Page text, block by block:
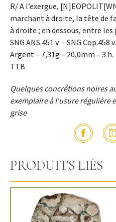
R/ A l’exergue,
marchant à droite, la tête de
à droite ; en dessous, entre les
SNG ANS.451 v. – SNG Cop.458 v.
Argent – 7,31g – 20,0mm – 3 h.
TTB
Quelques concrétions noires
exemplaire à l'usure régulière
grise
PRODUITS LIÉS